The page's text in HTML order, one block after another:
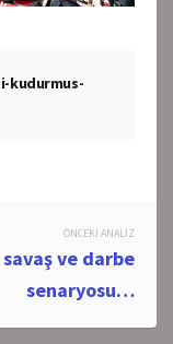
kudurmus-
ÖNCEKI ANALIZ
savaş ve darbe
senaryosu…